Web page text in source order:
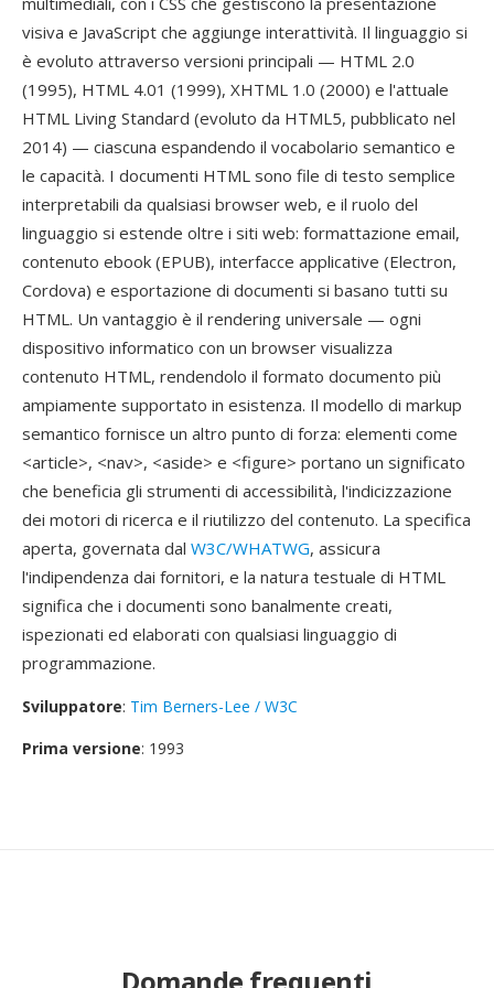
visiva e JavaScript che aggiunge interattività. Il linguaggio si
è evoluto attraverso versioni principali — HTML 2.0
(1995), HTML 4.01 (1999), XHTML 1.0 (2000) e l'attuale
HTML Living Standard (evoluto da HTML5, pubblicato nel
2014) — ciascuna espandendo il vocabolario semantico e
le capacità. I documenti HTML sono file di testo semplice
interpretabili da qualsiasi browser web, e il ruolo del
linguaggio si estende oltre i siti web: formattazione email,
contenuto ebook (EPUB), interfacce applicative (Electron,
Cordova) e esportazione di documenti si basano tutti su
HTML. Un vantaggio è il rendering universale — ogni
dispositivo informatico con un browser visualizza
contenuto HTML, rendendolo il formato documento più
ampiamente supportato in esistenza. Il modello di markup
semantico fornisce un altro punto di forza: elementi come
<article>, <nav>, <aside> e <figure> portano un significato
che beneficia gli strumenti di accessibilità, l'indicizzazione
dei motori di ricerca e il riutilizzo del contenuto. La specifica
aperta, governata dal W3C/WHATWG, assicura
l'indipendenza dai fornitori, e la natura testuale di HTML
significa che i documenti sono banalmente creati,
ispezionati ed elaborati con qualsiasi linguaggio di
programmazione.
Sviluppatore: Tim Berners-Lee / W3C
Prima versione: 1993